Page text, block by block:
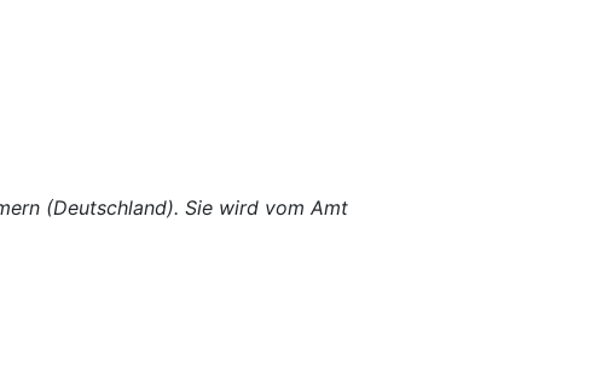
(Deutschland). Sie wird vom Amt